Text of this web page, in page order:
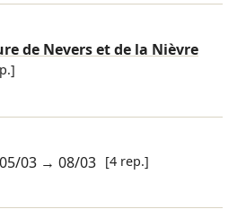
de Nevers et de la Nièvre
05/03 →08/03 [4 rep.]